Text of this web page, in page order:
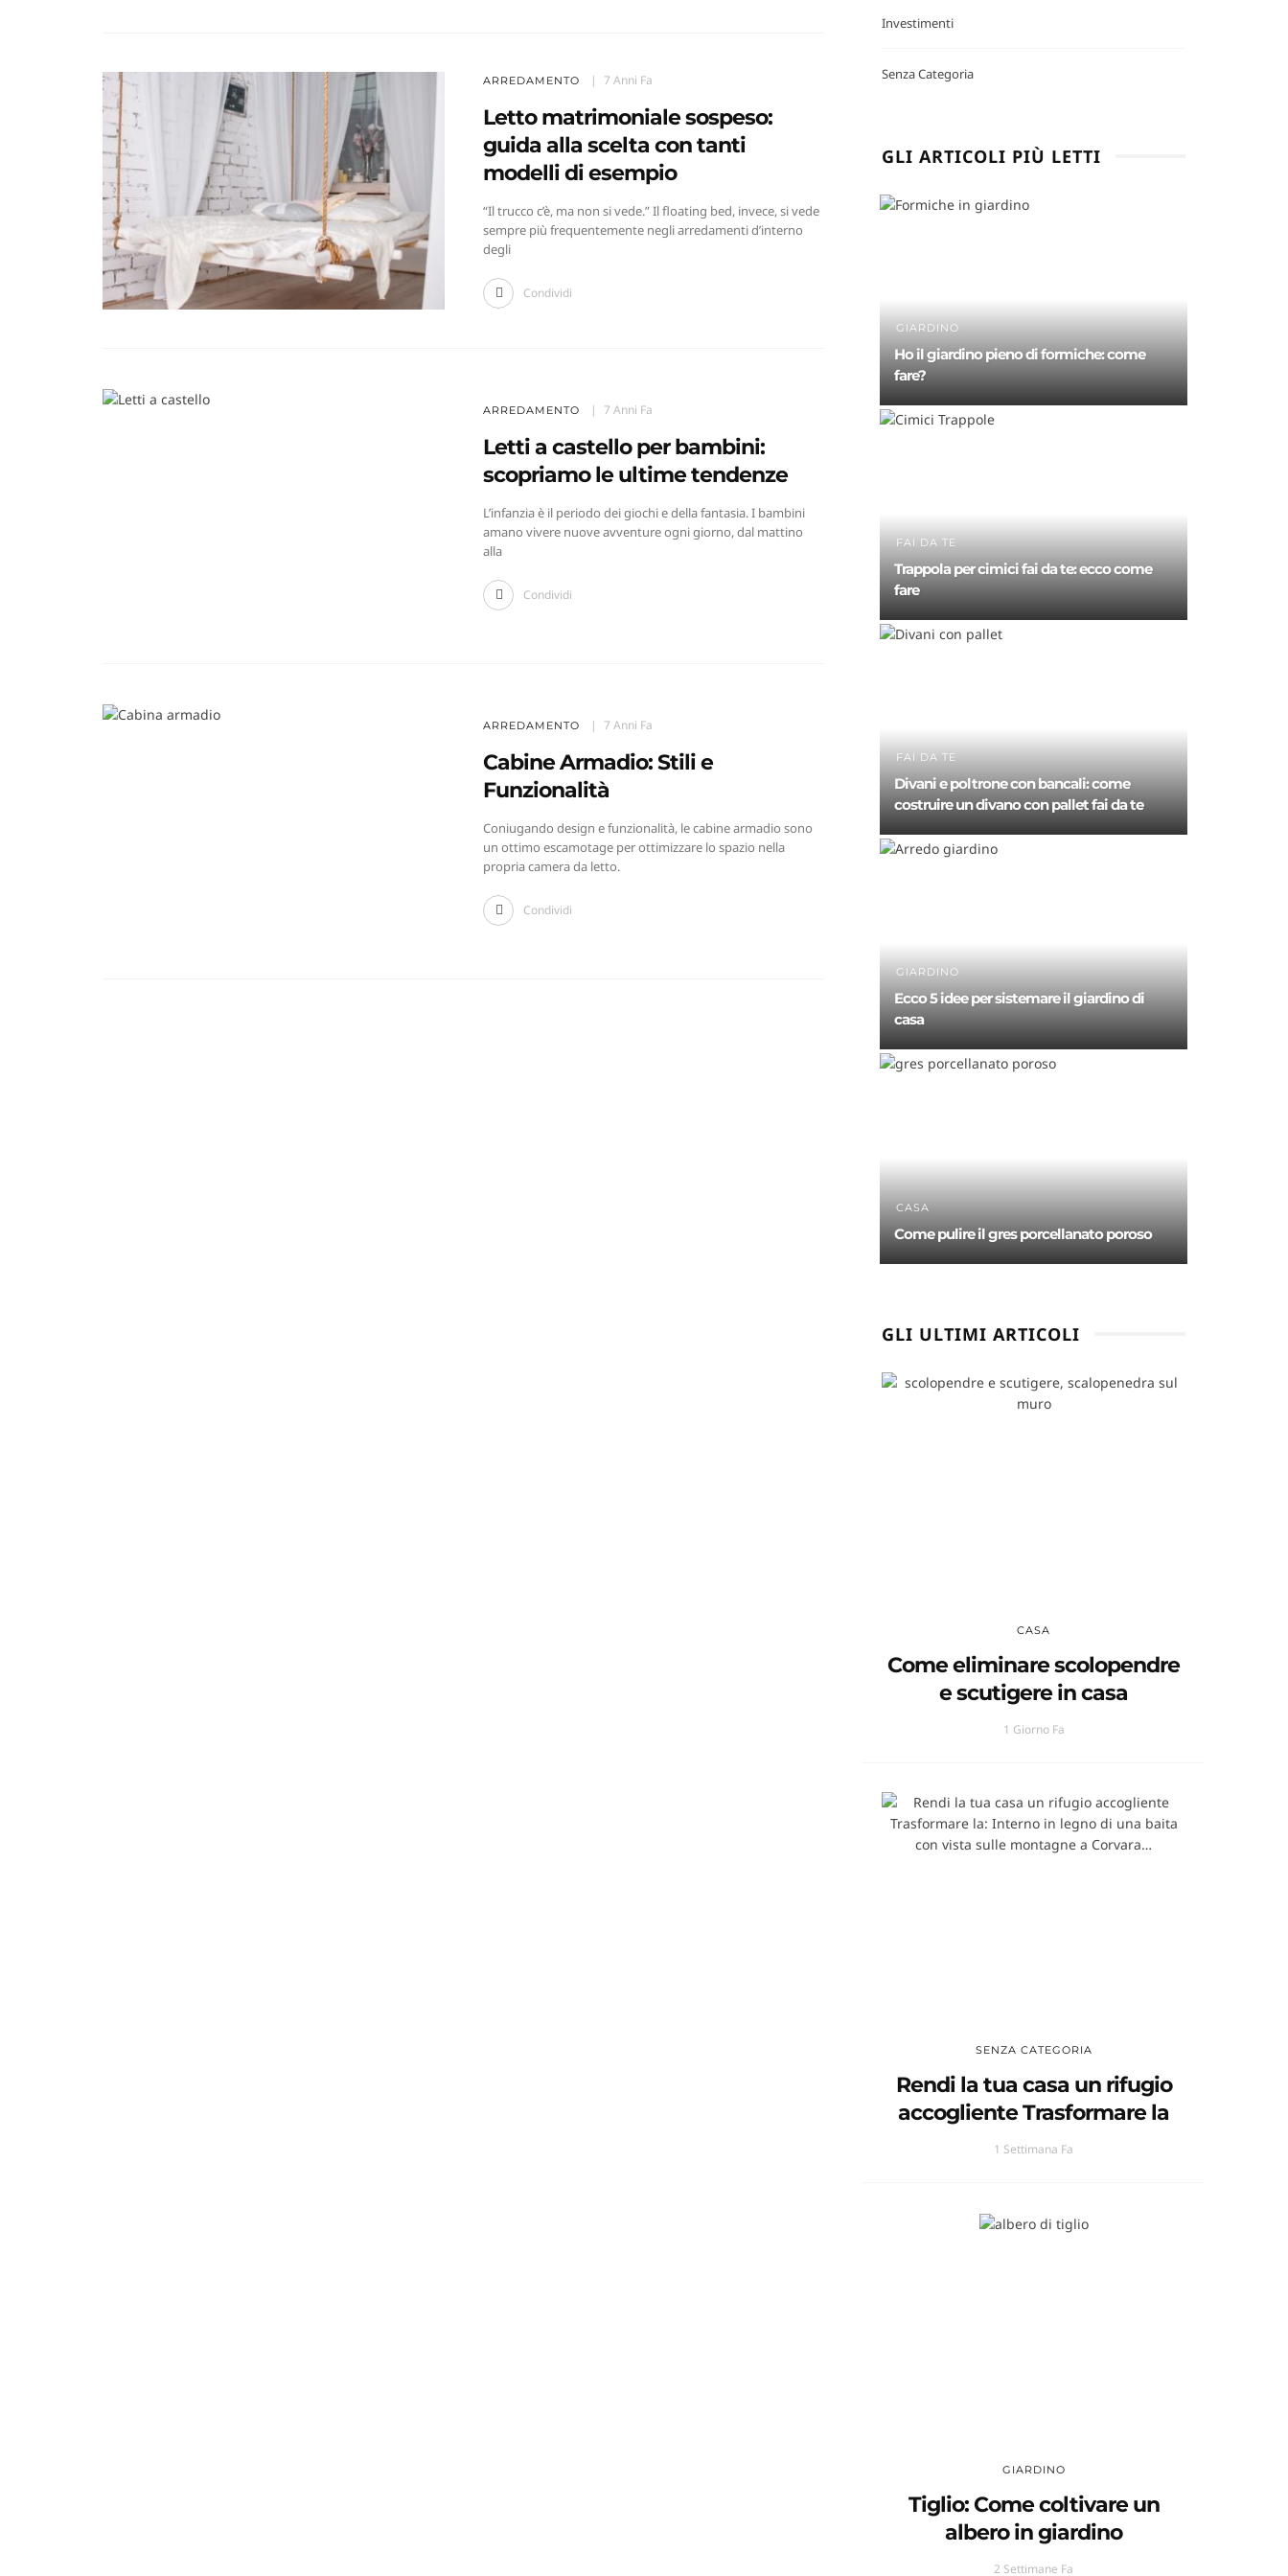
ARREDAMENTO 7 Anni Fa
Letto matrimoniale sospeso:
guida alla scelta con tanti
modelli di esempio
“Il trucco c’è, ma non si vede.” Il floating bed, invece, si vede
sempre più frequentemente negli arredamenti d’interno
degli
Condividi
ARREDAMENTO 7 Anni Fa
Letti a castello per bambini:
scopriamo le ultime tendenze
L’infanzia è il periodo dei giochi e della fantasia. I bambini
amano vivere nuove avventure ogni giorno, dal mattino
alla
Condividi
ARREDAMENTO 7 Anni Fa
Cabine Armadio: Stili e
Funzionalità
Coniugando design e funzionalità, le cabine armadio sono
un ottimo escamotage per ottimizzare lo spazio nella
propria camera da letto.
Condividi
Investimenti
Senza Categoria
GLI ARTICOLI PIÙ LETTI
GIARDINO
Ho il giardino pieno di formiche: come
fare?
FAI DA TE
Trappola per cimici fai da te: ecco come
fare
FAI DA TE
Divani e poltrone con bancali: come
costruire un divano con pallet fai da te
GIARDINO
Ecco 5 idee per sistemare il giardino di
casa
CASA
Come pulire il gres porcellanato poroso
GLI ULTIMI ARTICOLI
CASA
Come eliminare scolopendre
e scutigere in casa
1 Giorno Fa
SENZA CATEGORIA
Rendi la tua casa un rifugio
accogliente Trasformare la
1 Settimana Fa
GIARDINO
Tiglio: Come coltivare un
albero in giardino
2 Settimane Fa